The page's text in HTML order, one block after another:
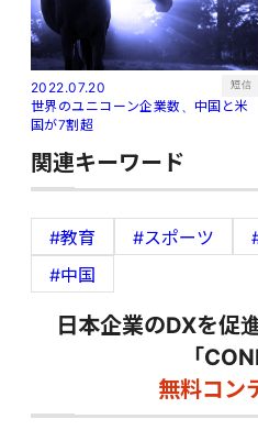
2022.07.20 短信
世界のユニコーン企業数、中国と米
国が7割超
関連キーワード
#教育 #スポーツ
#中国
日本企業のDXを促
「
無料コン